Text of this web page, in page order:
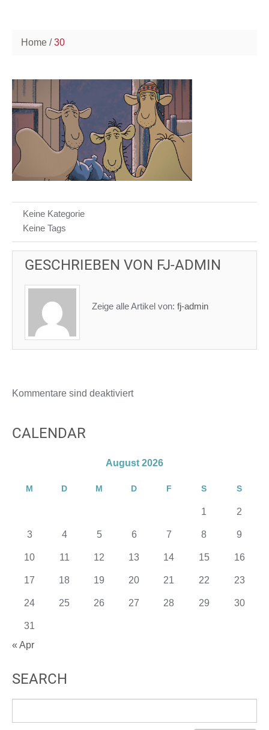
Home 30
Keine Kategorie
Keine Tags
GESCHRIEBEN VON FJ-ADMIN
Zeige alle Artikel von: fj-admin
Kommentare sind deaktiviert
CALENDAR
August 2026
M D M D F S S
1 2
3 4 5 6 7 8 9
10 11 12 13 14 15 16
17 18 19 20 21 22 23
24 25 26 27 28 29 30
31
« Apr
SEARCH